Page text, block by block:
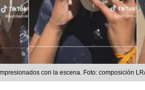
con la escena. Foto: composición